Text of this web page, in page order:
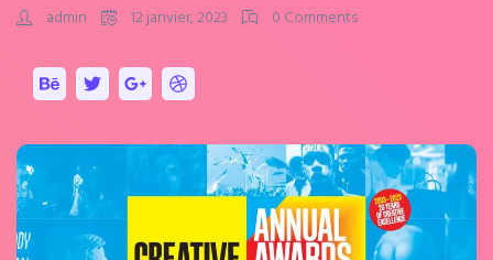
admin 12 janvier, 2023 0 Comments